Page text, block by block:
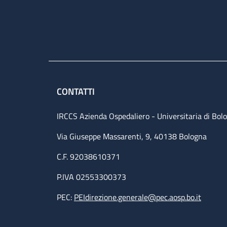
CONTATTI
IRCCS Azienda Ospedaliero - Universitaria di
Via Giuseppe Massarenti, 9, 40138 Bologna
C.F. 92038610371
P.IVA 02553300373
PEC: PEIdirezione.generale@pec.aosp.bo.it